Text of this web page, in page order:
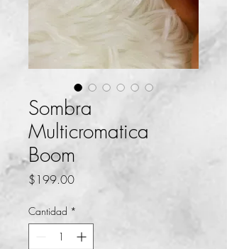
Sombra
Multicromatica
Boom
$199.00Precio
Cantidad *